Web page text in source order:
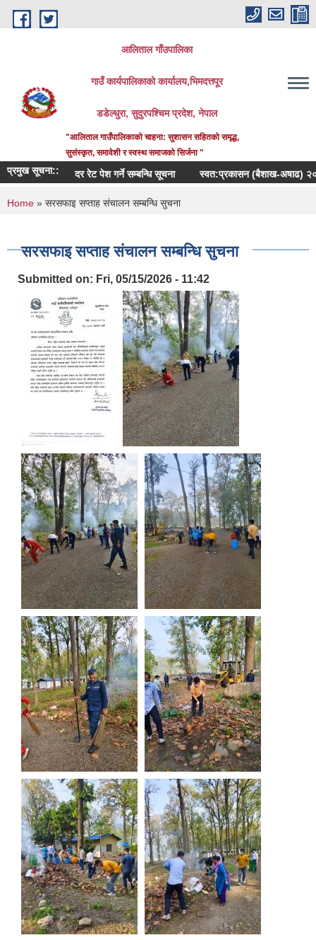
Skip to main content
आलिताल गाँउपालिका
गाउँ कार्यपालिकाको कार्यालय,भिमदत्तपूर
डडेल्धुरा, सुदुरपश्चिम प्रदेश, नेपाल
"आलिताल गाउँपालिकाको चाहना: सुशासन सहितको समृद्ध,
सुसंस्कृत, समावेशी र स्वस्थ समाजको सिर्जना "
प्रमुख सूचना::दर रेट पेश गर्ने सम्बन्धि सूचना स्वत:प्रकासन (बैशाख-अषाढ) २०८३
You are here
Home » सरसफाइ सप्ताह संचालन सम्बन्धि सुचना
सरसफाइ सप्ताह संचालन सम्बन्धि सुचना
Submitted on: Fri, 05/15/2026 - 11:42